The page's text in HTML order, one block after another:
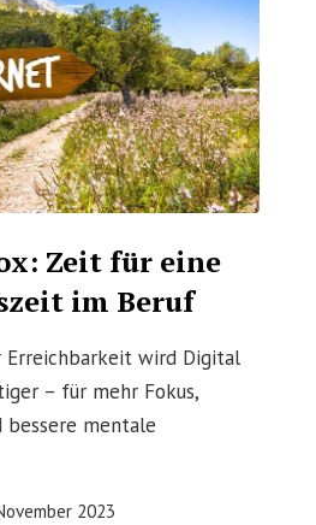
Zeit für eine
im Beruf
Erreichbarkeit wird Digital
– für mehr Fokus,
bessere mentale
2023